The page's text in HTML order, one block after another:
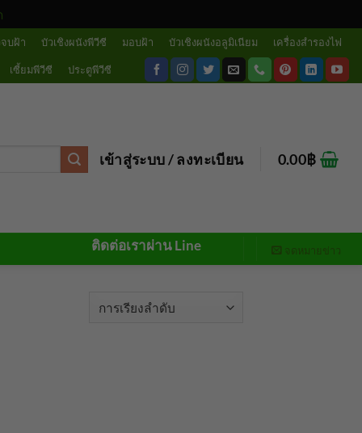
บฝ้า บัวเชิงผนังพีวีซี มอบฝ้า บัวเชิงผนังอลูมิเนียม เครื่องสำรองไฟ
เซี้ยมพีวีซี ประตูพีวีซี
เข้าสู่ระบบ / ลงทะเบียน 0.00฿
ติดต่อเราผ่าน Line จดหมายข่าว